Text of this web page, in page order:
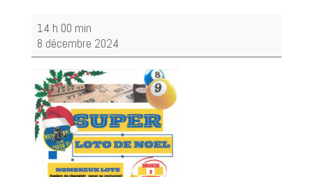
Super
loto
de
Noël
14 h 00 min
8 décembre 2024